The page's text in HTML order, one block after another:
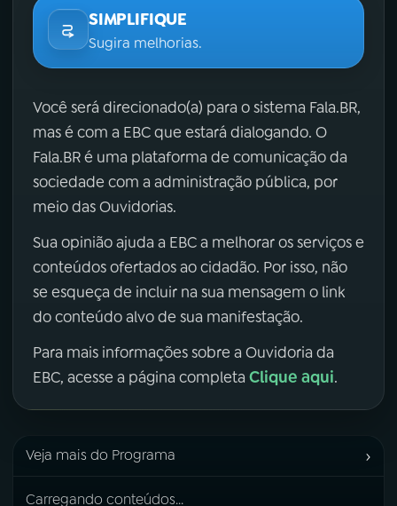
SIMPLIFIQUE
Sugira melhorias.
Você será direcionado(a) para o sistema Fala.BR,
mas é com a EBC que estará dialogando. O
Fala.BR é uma plataforma de comunicação da
sociedade com a administração pública, por
meio das Ouvidorias.
Sua opinião ajuda a EBC a melhorar os serviços e
conteúdos ofertados ao cidadão. Por isso, não
se esqueça de incluir na sua mensagem o link
do conteúdo alvo de sua manifestação.
Para mais informações sobre a Ouvidoria da
EBC, acesse a página completa Clique aqui.
Veja mais do Programa ›
Carregando conteúdos...